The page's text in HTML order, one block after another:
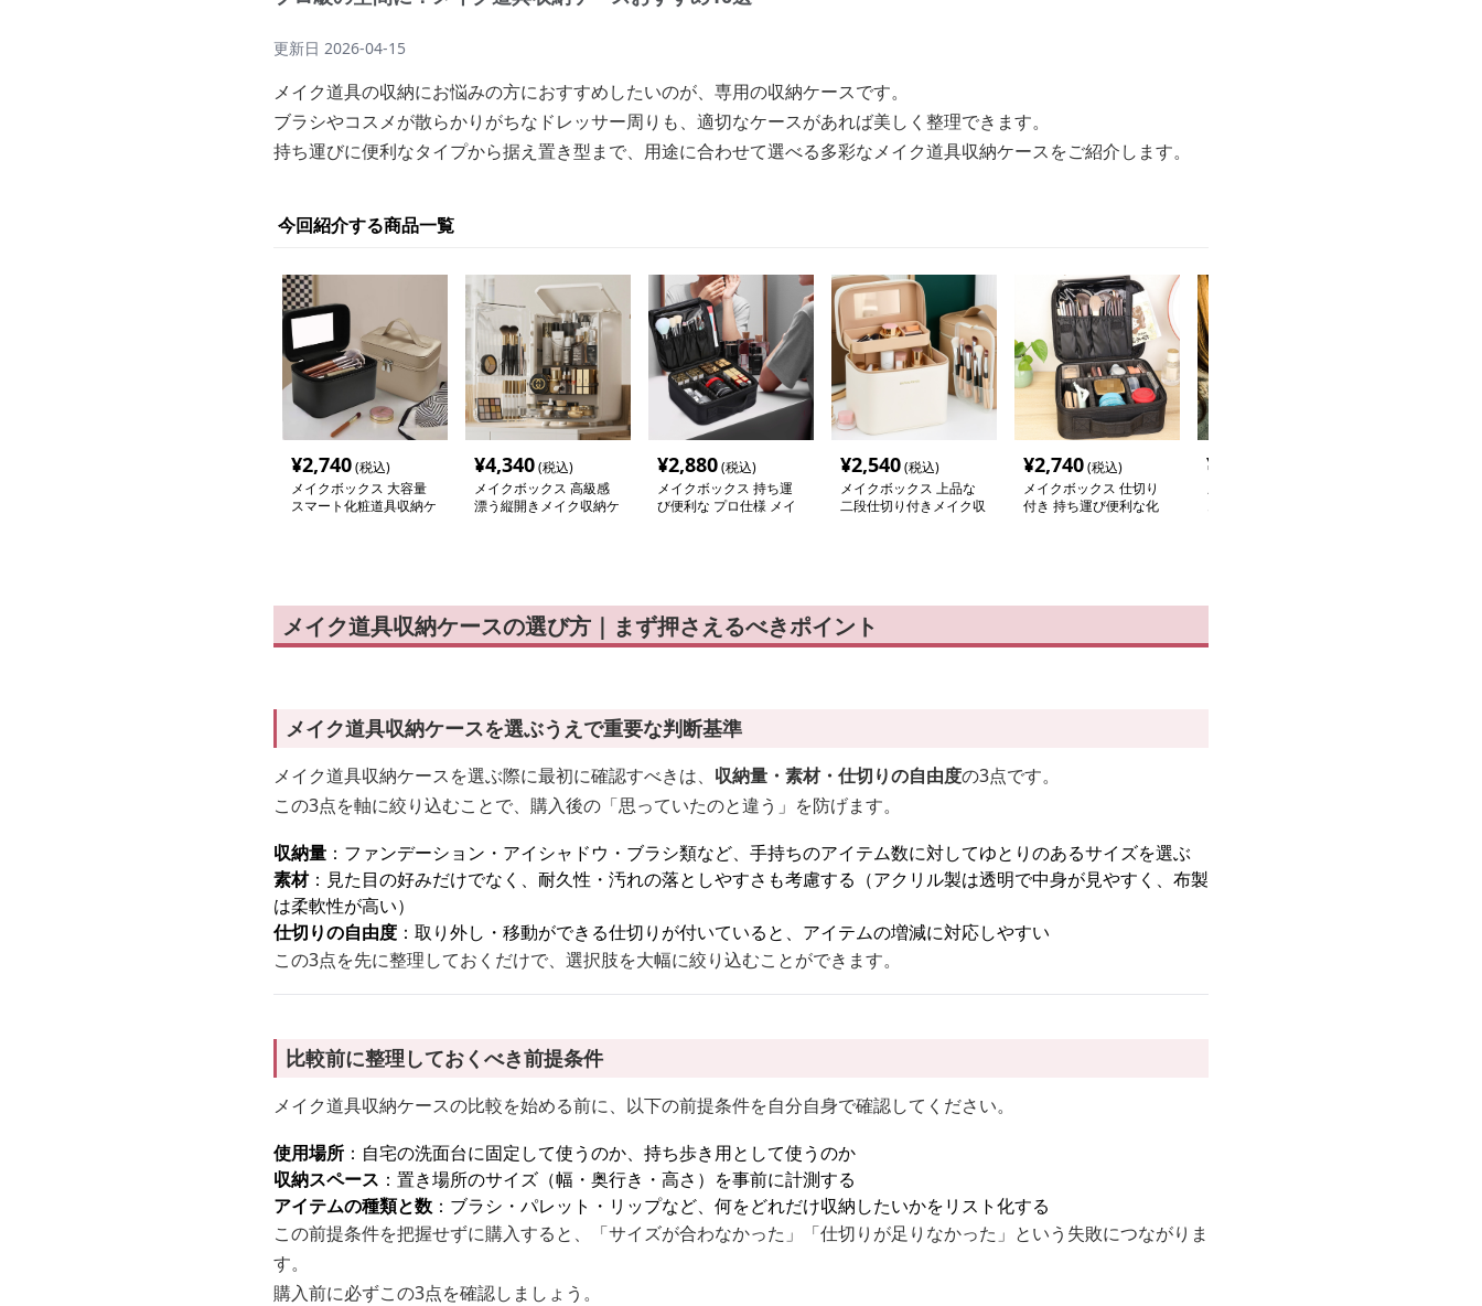
更新日 2026-04-15
メイク道具の収納にお悩みの方におすすめしたいのが、専用の収納ケースです。
ブラシやコスメが散らかりがちなドレッサー周りも、適切なケースがあれば美しく整理できます。
持ち運びに便利なタイプから据え置き型まで、用途に合わせて選べる多彩なメイク道具収納ケースをご紹介します。
今回紹介する商品一覧
¥2,740(税込)
メイクボックス 大容量
スマート化粧道具収納ケ
¥4,340(税込)
メイクボックス 高級感
漂う縦開きメイク収納ケ
¥2,880(税込)
メイクボックス 持ち運
び便利な プロ仕様 メイ
¥2,540(税込)
メイクボックス 上品な
二段仕切り付きメイク収
¥2,740(税込)
メイクボックス 仕切り
付き 持ち運び便利な化
¥
き多機能化粧品収納ケー
メイク道具収納ケースの選び方｜まず押さえるべきポイント
メイク道具収納ケースを選ぶうえで重要な判断基準
メイク道具収納ケースを選ぶ際に最初に確認すべきは、 収納量・素材・仕切りの自由度の3点です。
この3点を軸に絞り込むことで、購入後の「思っていたのと違う」を防げます。
収納量 ：ファンデーション・アイシャドウ・ブラシ類など、手持ちのアイテム数に対してゆとりのあるサイズを選ぶ
素材：見た目の好みだけでなく、耐久性・汚れの落としやすさも考慮する（アクリル製は透明で中身が見やすく、布製
は柔軟性が高い）
仕切りの自由度 ：取り外し・移動ができる仕切りが付いていると、アイテムの増減に対応しやすい
この3点を先に整理しておくだけで、選択肢を大幅に絞り込むことができます。
比較前に整理しておくべき前提条件
メイク道具収納ケースの比較を始める前に、以下の前提条件を自分自身で確認してください。
使用場所 ：自宅の洗面台に固定して使うのか、持ち歩き用として使うのか
収納スペース ：置き場所のサイズ（幅・奥行き・高さ）を事前に計測する
アイテムの種類と数 ：ブラシ・パレット・リップなど、何をどれだけ収納したいかをリスト化する
この前提条件を把握せずに購入すると、「サイズが合わなかった」「仕切りが足りなかった」という失敗につながりま
す。
購入前に必ずこの3点を確認しましょう。